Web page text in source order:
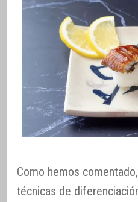
Como hemos comentado,
técnicas de